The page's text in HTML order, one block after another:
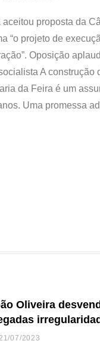
proposta da
“o projeto de
Oposição
A construção
da Feira é um
Uma promessa
Oliveira
Freguesia S. João
21/07/2023